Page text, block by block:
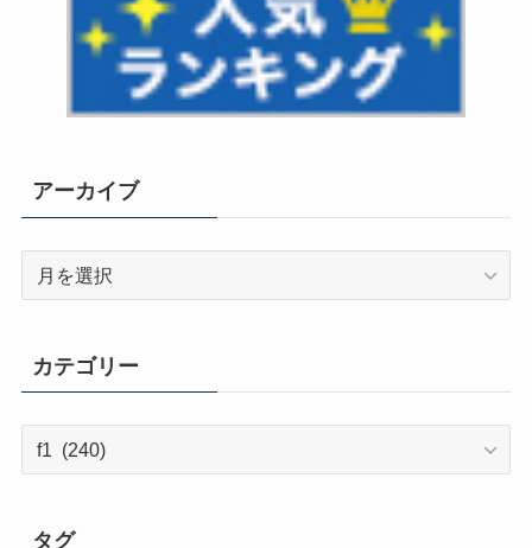
アーカイブ
ブ
カテゴリー
タグ